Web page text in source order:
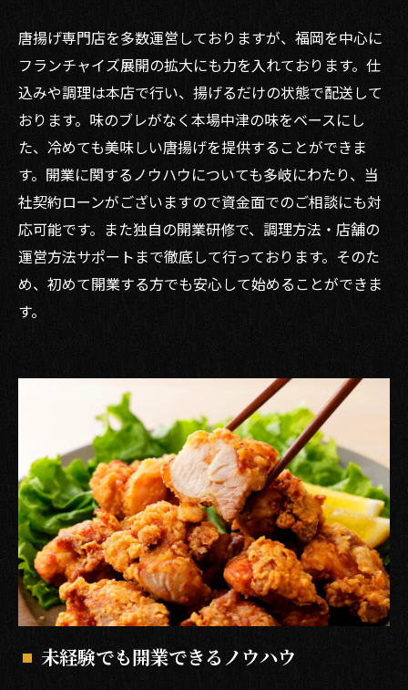
唐揚げ専門店を多数運営しておりますが、福岡を中心に
フランチャイズ展開の拡大にも力を入れております。仕
込みや調理は本店で行い、揚げるだけの状態で配送して
おります。味のブレがなく本場中津の味をベースにし
た、冷めても美味しい唐揚げを提供することができま
す。開業に関するノウハウについても多岐にわたり、当
社契約ローンがございますので資金面でのご相談にも対
応可能です。また独自の開業研修で、調理方法・店舗の
運営方法サポートまで徹底して行っております。そのた
め、初めて開業する方でも安心して始めることができま
す。
未経験でも開業できるノウハウ